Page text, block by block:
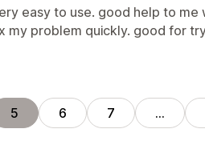
easy to use. good help to me
my problem quickly. good for
5 6 7 …